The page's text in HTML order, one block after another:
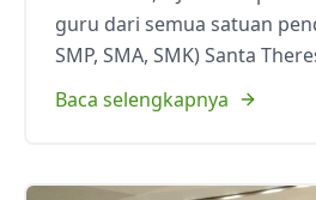
guru dari semua satuan
SMP, SMA, SMK) Santa
Baca selengkapnya